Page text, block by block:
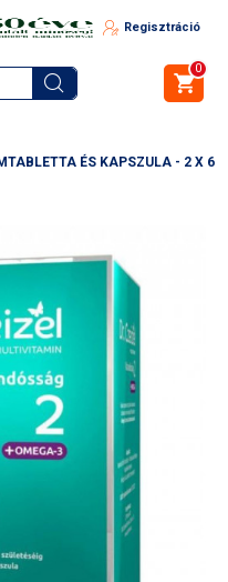
Regisztráció
0
ÉS KAPSZULA - 2 X 6